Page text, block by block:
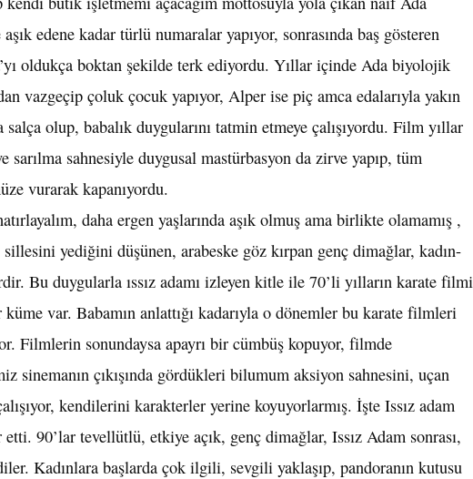
aşık edene kadar türlü numaralar yapıyor, sonrasında baş gösteren
oldukça boktan şekilde terk ediyordu. Yıllar içinde Ada biyolojik
vazgeçip çoluk çocuk yapıyor, Alper ise piç amca edalarıyla yakın
olup, babalık duygularını tatmin etmeye çalışıyordu. Film yıllar
sarılma sahnesiyle duygusal mastürbasyon da zirve yapıp, tüm
vurarak kapanıyordu.
daha ergen yaşlarında aşık olmuş ama birlikte olamamış ,
yediğini düşünen, arabeske göz kırpan genç dimağlar, kadın-
Bu duygularla ıssız adamı izleyen kitle ile 70’li yılların karate filmi
var. Babamın anlattığı kadarıyla o dönemler bu karate filmleri
Filmlerin sonundaysa apayrı bir cümbüş kopuyor, filmde
sinemanın çıkışında gördükleri bilumum aksiyon sahnesini, uçan
kendilerini karakterler yerine koyuyorlarmış. İşte Issız adam
90’lar tevellütlü, etkiye açık, genç dimağlar, Issız Adam sonrası,
Kadınlara başlarda çok ilgili, sevgili yaklaşıp, pandoranın kutusu